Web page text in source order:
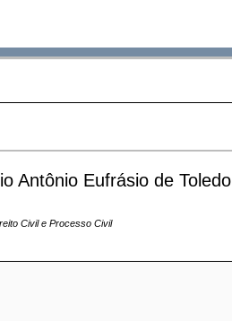
Antônio Eufrásio de Toledo
Civil e Processo Civil